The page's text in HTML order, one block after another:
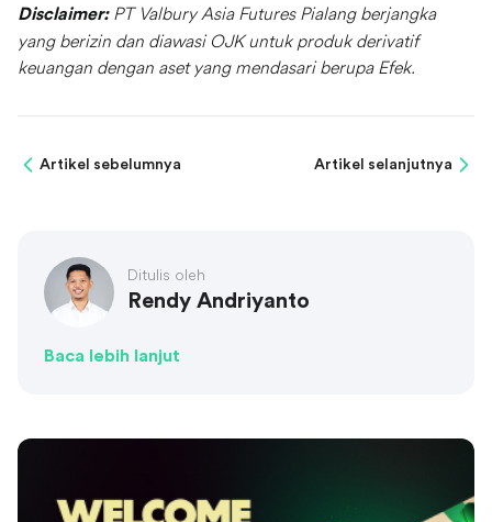
Disclaimer: PT Valbury Asia Futures Pialang berjangka
yang berizin dan diawasi OJK untuk produk derivatif
keuangan dengan aset yang mendasari berupa Efek.
Artikel sebelumnya Artikel selanjutnya
Ditulis oleh
Rendy Andriyanto
Baca lebih lanjut